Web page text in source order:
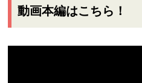
動画本編はこちら！